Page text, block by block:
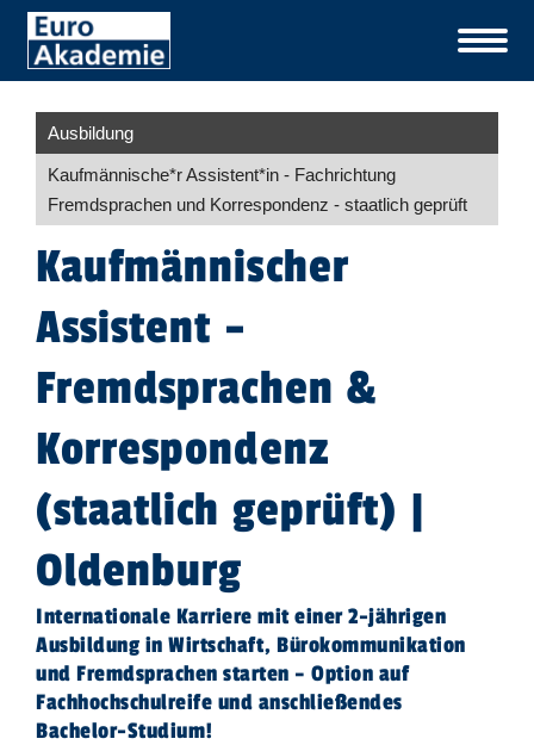
Ausbildung
Kaufmännische*r Assistent​*in - Fachrichtung
Fremdsprachen und Korrespondenz - staatlich geprüft
Kaufmännischer
Assistent –
Fremdsprachen &
Korrespondenz
(staatlich geprüft) |
Oldenburg
Internationale Karriere mit einer 2-jährigen
Ausbildung in Wirtschaft, Bürokommunikation
und Fremdsprachen starten – Option auf
Fachhochschulreife und anschließendes
Bachelor-Studium!